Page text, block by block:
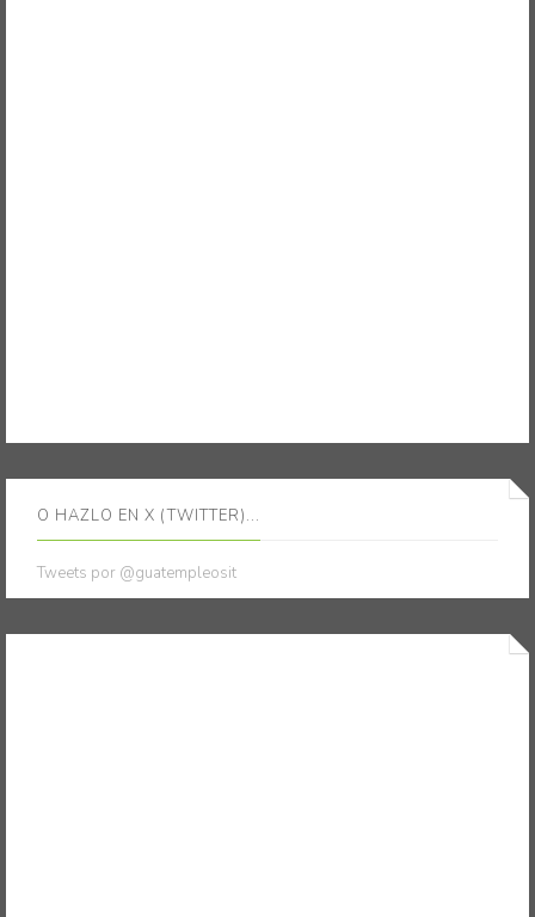
O HAZLO EN X (TWITTER)...
Tweets por @guatempleosit